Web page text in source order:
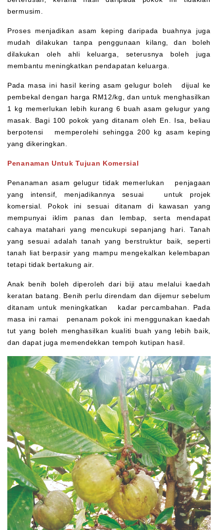
bermusim.
Proses menjadikan asam keping daripada buahnya juga
mudah dilakukan tanpa penggunaan kilang, dan boleh
dilakukan oleh ahli keluarga, seterusnya boleh juga
membantu meningkatkan pendapatan keluarga.
Pada masa ini hasil kering asam gelugur boleh dijual ke
pembekal dengan harga RM12/kg, dan untuk menghasilkan
1 kg memerlukan lebih kurang 6 buah asam gelugur yang
masak. Bagi 100 pokok yang ditanam oleh En. Isa, beliau
berpotensi memperolehi sehingga 200 kg asam keping
yang dikeringkan.
Penanaman Untuk Tujuan Komersial
Penanaman asam gelugur tidak memerlukan penjagaan
yang intensif, menjadikannya sesuai untuk projek
komersial. Pokok ini sesuai ditanam di kawasan yang
mempunyai iklim panas dan lembap, serta mendapat
cahaya matahari yang mencukupi sepanjang hari. Tanah
yang sesuai adalah tanah yang berstruktur baik, seperti
tanah liat berpasir yang mampu mengekalkan kelembapan
tetapi tidak bertakung air.
Anak benih boleh diperoleh dari biji atau melalui kaedah
keratan batang. Benih perlu direndam dan dijemur sebelum
ditanam untuk meningkatkan kadar percambahan. Pada
masa ini ramai penanam pokok ini menggunakan kaedah
tut yang boleh menghasilkan kualiti buah yang lebih baik,
dan dapat juga memendekkan tempoh kutipan hasil.